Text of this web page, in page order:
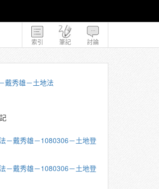
索引 筆記 討論
戴秀雄－土地法
－戴秀雄－1080306－土地登
－戴秀雄－1080306－土地登